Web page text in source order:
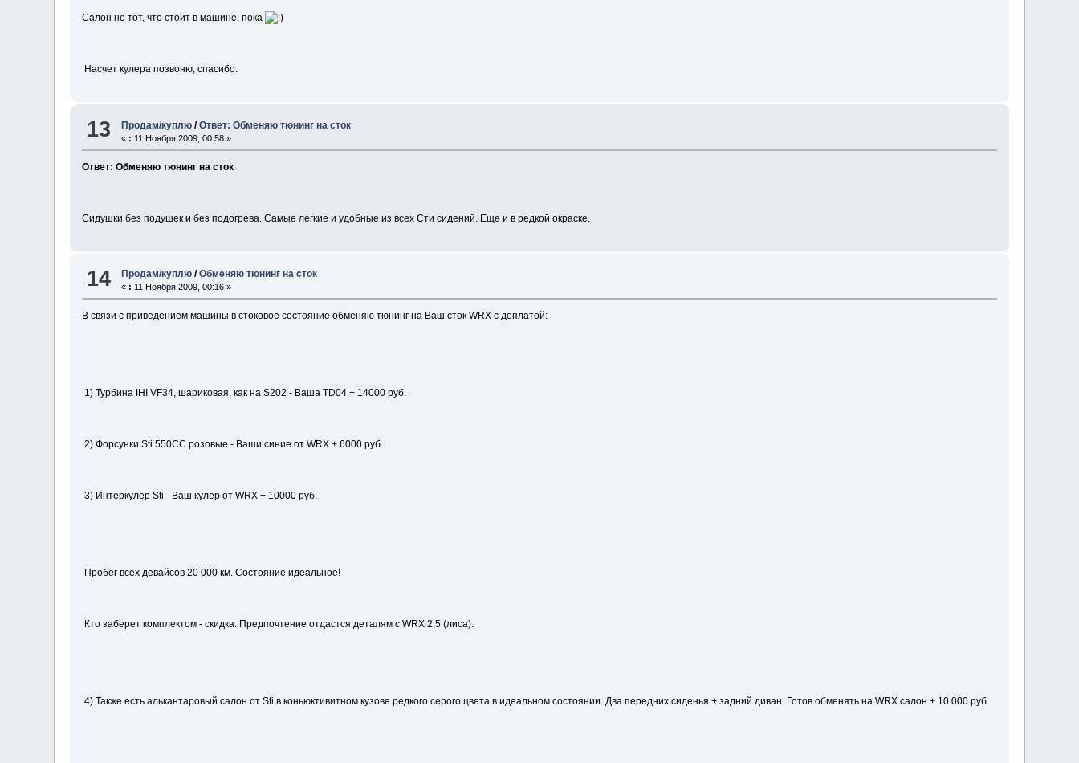
Салон не тот, что стоит в машине, пока
Насчет кулера позвоню, спасибо.
13 Продам/куплю /Ответ: Обменяю тюнинг на сток
« : 11 Ноября 2009, 00:58 »
Ответ: Обменяю тюнинг на сток
Сидушки без подушек и без подогрева. Самые легкие и удобные из всех Сти сидений. Еще и в редкой окраске.
14 Продам/куплю /Обменяю тюнинг на сток
« : 11 Ноября 2009, 00:16 »
В связи с приведением машины в стоковое состояние обменяю тюнинг на Ваш сток WRX с доплатой:
1) Турбина IHI VF34, шариковая, как на S202 - Ваша TD04 + 14000 руб.
2) Форсунки Sti 550CC розовые - Ваши синие от WRX + 6000 руб.
3) Интеркулер Sti - Ваш кулер от WRX + 10000 руб.
Пробег всех девайсов 20 000 км. Состояние идеальное!
Кто заберет комплектом - скидка. Предпочтение отдастся деталям с WRX 2,5 (лиса).
4) Также есть алькантаровый салон от Sti в коньюктивитном кузове редкого серого цвета в идеальном состоянии. Два передних сиденья + задний диван. Готов обменять на WRX салон + 10 000 руб.